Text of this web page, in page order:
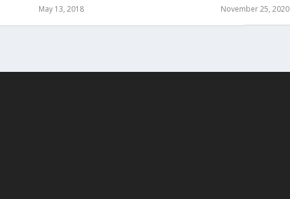
May 13, 2018 November 25, 2020